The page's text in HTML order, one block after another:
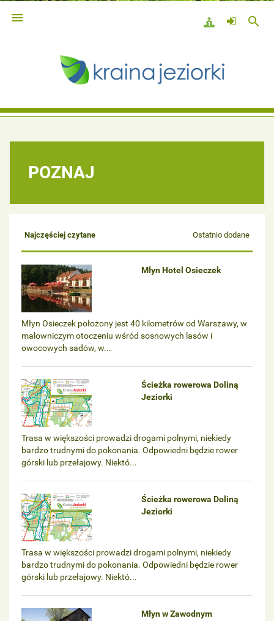
 search
POZNAJ
Najczęściej czytane Ostatnio dodane
Młyn Hotel Osieczek
Młyn Osieczek położony jest 40 kilometrów od Warszawy, w
malowniczym otoczeniu wśród sosnowych lasów i
owocowych sadów, w...
Ścieżka rowerowa Doliną
Jeziorki
Trasa w większości prowadzi drogami polnymi, niekiedy
bardzo trudnymi do pokonania. Odpowiedni będzie rower
górski lub przełajowy. Niektó...
Ścieżka rowerowa Doliną
Jeziorki
Trasa w większości prowadzi drogami polnymi, niekiedy
bardzo trudnymi do pokonania. Odpowiedni będzie rower
górski lub przełajowy. Niektó...
Młyn w Zawodnym